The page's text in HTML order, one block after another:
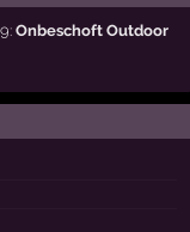
Onbeschoft Outdoor